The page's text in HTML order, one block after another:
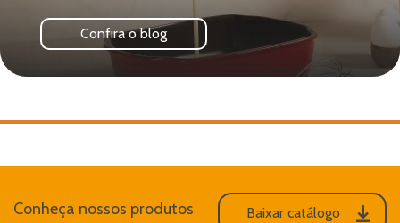
Confira o blog
Conheça nossos produtos Baixar catálogo